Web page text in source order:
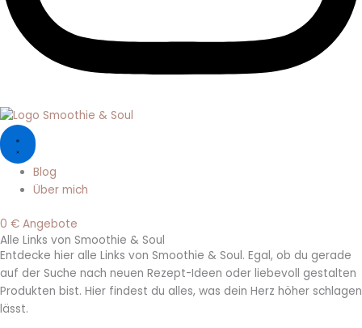
Blog
Über mich
0 € Angebote
Alle Links von Smoothie & Soul
Entdecke hier alle Links von Smoothie & Soul. Egal, ob du gerade
auf der Suche nach neuen Rezept-Ideen oder liebevoll gestalten
Produkten bist. Hier findest du alles, was dein Herz höher schlagen
lässt.